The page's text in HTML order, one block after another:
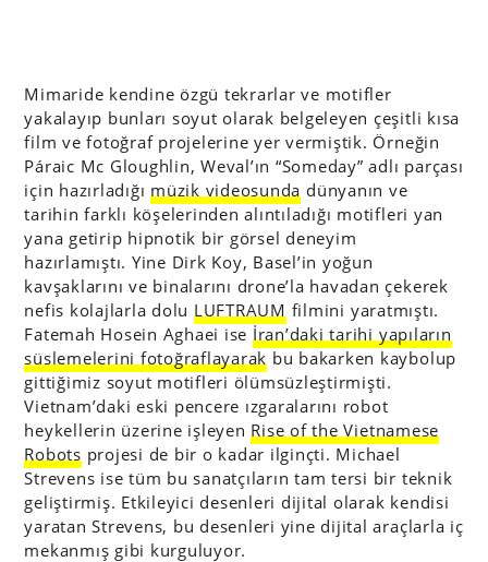
Mimaride kendine özgü tekrarlar ve motifler
yakalayıp bunları soyut olarak belgeleyen çeşitli kısa
film ve fotoğraf projelerine yer vermiştik. Örneğin
Páraic Mc Gloughlin, Weval’ın “Someday” adlı parçası
için hazırladığı müzik videosunda dünyanın ve
tarihin farklı köşelerinden alıntıladığı motifleri yan
yana getirip hipnotik bir görsel deneyim
hazırlamıştı. Yine Dirk Koy, Basel’in yoğun
kavşaklarını ve binalarını drone’la havadan çekerek
nefis kolajlarla dolu LUFTRAUM filmini yaratmıştı.
Fatemah Hosein Aghaei ise İran’daki tarihi yapıların
süslemelerini fotoğraflayarak bu bakarken kaybolup
gittiğimiz soyut motifleri ölümsüzleştirmişti.
Vietnam’daki eski pencere ızgaralarını robot
heykellerin üzerine işleyen Rise of the Vietnamese
Robots projesi de bir o kadar ilginçti. Michael
Strevens ise tüm bu sanatçıların tam tersi bir teknik
geliştirmiş. Etkileyici desenleri dijital olarak kendisi
yaratan Strevens, bu desenleri yine dijital araçlarla iç
mekanmış gibi kurguluyor.